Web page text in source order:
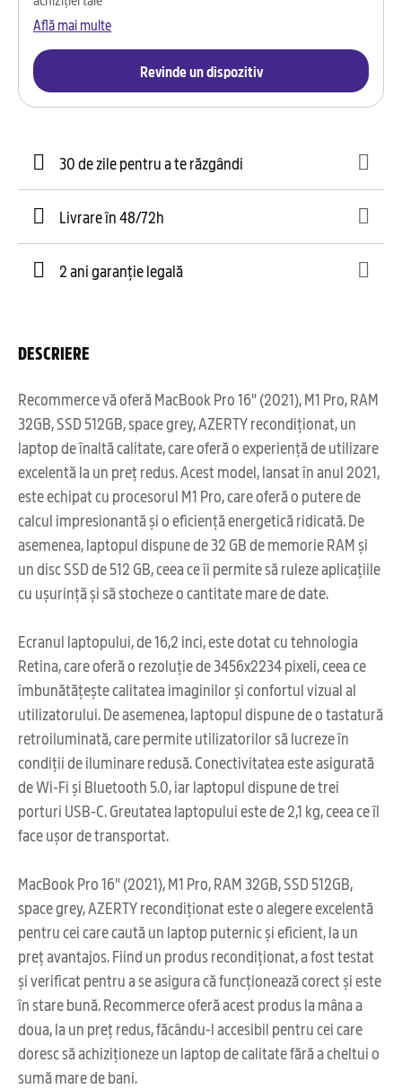
Află mai multe
Revinde un dispozitiv
30 de zile pentru a te răzgândi
Livrare în 48/72h
2 ani garanție legală
DESCRIERE
Recommerce vă oferă MacBook Pro 16" (2021), M1 Pro, RAM
32GB, SSD 512GB, space grey, AZERTY recondiționat, un
laptop de înaltă calitate, care oferă o experiență de utilizare
excelentă la un preț redus. Acest model, lansat în anul 2021,
este echipat cu procesorul M1 Pro, care oferă o putere de
calcul impresionantă și o eficiență energetică ridicată. De
asemenea, laptopul dispune de 32 GB de memorie RAM și
un disc SSD de 512 GB, ceea ce îi permite să ruleze aplicațiile
cu ușurință și să stocheze o cantitate mare de date.
Ecranul laptopului, de 16,2 inci, este dotat cu tehnologia
Retina, care oferă o rezoluție de 3456x2234 pixeli, ceea ce
îmbunătățește calitatea imaginilor și confortul vizual al
utilizatorului. De asemenea, laptopul dispune de o tastatură
retroiluminată, care permite utilizatorilor să lucreze în
condiții de iluminare redusă. Conectivitatea este asigurată
de Wi-Fi și Bluetooth 5.0, iar laptopul dispune de trei
porturi USB-C. Greutatea laptopului este de 2,1 kg, ceea ce îl
face ușor de transportat.
MacBook Pro 16" (2021), M1 Pro, RAM 32GB, SSD 512GB,
space grey, AZERTY recondiționat este o alegere excelentă
pentru cei care caută un laptop puternic și eficient, la un
preț avantajos. Fiind un produs recondiționat, a fost testat
și verificat pentru a se asigura că funcționează corect și este
în stare bună. Recommerce oferă acest produs la mâna a
doua, la un preț redus, făcându-l accesibil pentru cei care
doresc să achiziționeze un laptop de calitate fără a cheltui o
sumă mare de bani.